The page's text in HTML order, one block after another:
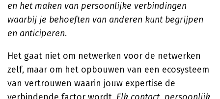
en het maken van persoonlijke verbindingen
waarbij je behoeften van anderen kunt begrijpen
en anticiperen.
Het gaat niet om netwerken voor de netwerken
zelf, maar om het opbouwen van een ecosysteem
van vertrouwen waarin jouw expertise de